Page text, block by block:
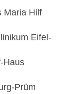
Maria Hilf
Eifel-
Haus
Prüm